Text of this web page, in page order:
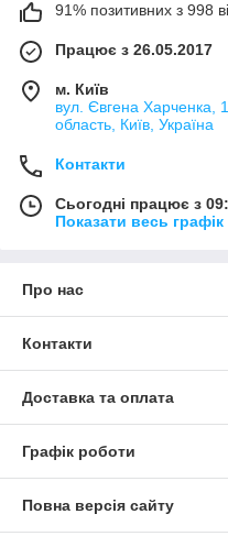
91% позитивних з 998
Працює з 26.05.2017
м. Київ
вул. Євгена Харченка,
область, Київ, Україна
Контакти
Сьогодні працює з
Показати весь
Про нас
Контакти
Доставка та оплата
Графік роботи
Повна версія сайту